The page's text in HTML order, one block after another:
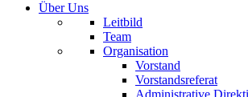
Über Uns
Leitbild
Team
Organisation
Vorstand
Vorstandsreferat
Administrative